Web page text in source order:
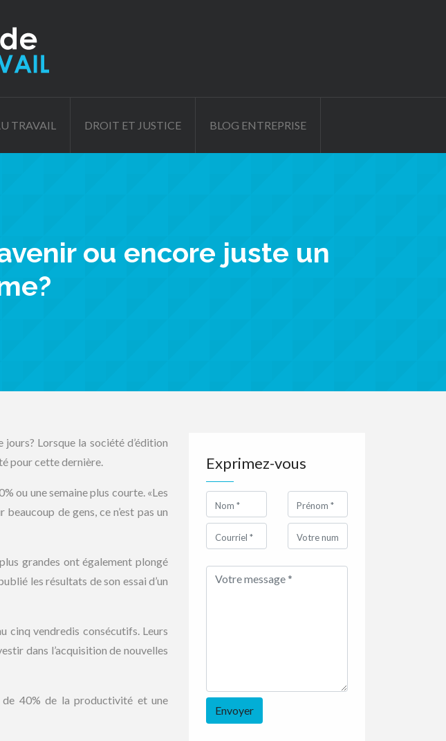
TRAVAIL DROIT ET JUSTICE BLOG ENTREPRISE
ou encore juste un
Lorsque la société d’édition
pour cette dernière.
ou une semaine plus courte. «Les
de gens, ce n’est pas un
grandes ont également plongé
les résultats de son essai d’un
cinq vendredis consécutifs. Leurs
dans l’acquisition de nouvelles
de 40% de la productivité et une
Exprimez-vous